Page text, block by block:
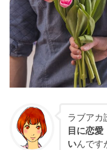
ラブアカ
目に恋愛
いんです